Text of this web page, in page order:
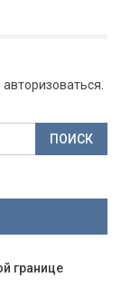
авторизоваться.
границе